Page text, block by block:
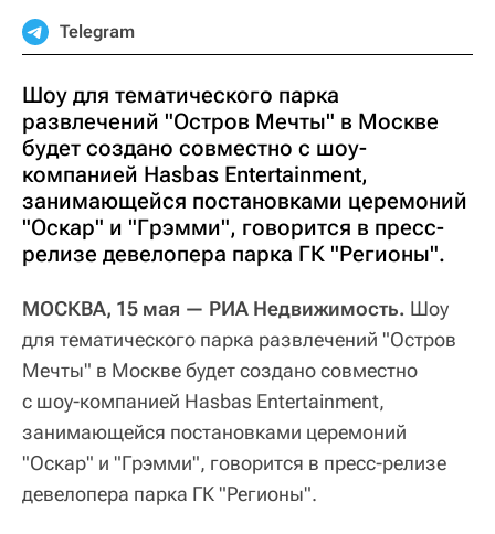
Telegram
Шоу для тематического парка
развлечений "Остров Мечты" в Москве
будет создано совместно с шоу-
компанией Hasbas Entertainment,
занимающейся постановками церемоний
"Оскар" и "Грэмми", говорится в пресс-
релизе девелопера парка ГК "Регионы".
МОСКВА, 15 мая — РИА Недвижимость. Шоу
для тематического парка развлечений "Остров
Мечты" в Москве будет создано совместно
с шоу-компанией Hasbas Entertainment,
занимающейся постановками церемоний
"Оскар" и "Грэмми", говорится в пресс-релизе
девелопера парка ГК "Регионы".